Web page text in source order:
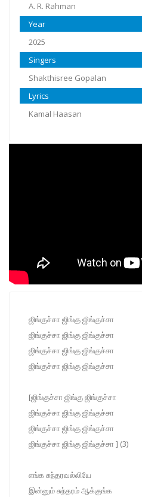
A. R. Rahman
Year
2025
Singers
Shakthisree Gopalan
Lyrics
Kamal Haasan
ஜிங்குச்சா ஜிங்கு ஜிங்குச்சா
ஜிங்குச்சா ஜிங்கு ஜிங்குச்சா
ஜிங்குச்சா ஜிங்கு ஜிங்குச்சா
ஜிங்குச்சா ஜிங்கு ஜிங்குச்சா
[ஜிங்குச்சா ஜிங்கு ஜிங்குச்சா
ஜிங்குச்சா ஜிங்கு ஜிங்குச்சா
ஜிங்குச்சா ஜிங்கு ஜிங்குச்சா
ஜிங்குச்சா ஜிங்கு ஜிங்குச்சா ] (3)
எங்க சுந்தரவல்லியே
இன்னும் சுந்தரம் ஆக்குங்க